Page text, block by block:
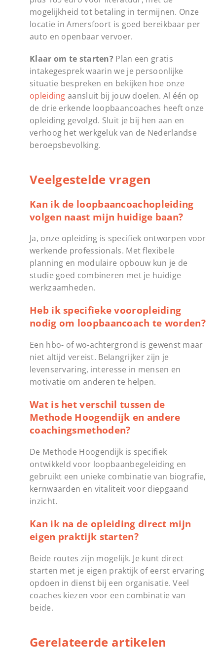
mogelijkheid tot betaling in termijnen. Onze
locatie in Amersfoort is goed bereikbaar per
auto en openbaar vervoer.
Klaar om te starten? Plan een gratis
intakegesprek waarin we je persoonlijke
situatie bespreken en bekijken hoe onze
opleiding aansluit bij jouw doelen. Al één op
de drie erkende loopbaancoaches heeft onze
opleiding gevolgd. Sluit je bij hen aan en
verhoog het werkgeluk van de Nederlandse
beroepsbevolking.
Veelgestelde vragen
Kan ik de loopbaancoachopleiding
volgen naast mijn huidige baan?
Ja, onze opleiding is specifiek ontworpen voor
werkende professionals. Met flexibele
planning en modulaire opbouw kun je de
studie goed combineren met je huidige
werkzaamheden.
Heb ik specifieke vooropleiding
nodig om loopbaancoach te worden?
Een hbo- of wo-achtergrond is gewenst maar
niet altijd vereist. Belangrijker zijn je
levenservaring, interesse in mensen en
motivatie om anderen te helpen.
Wat is het verschil tussen de
Methode Hoogendijk en andere
coachingsmethoden?
De Methode Hoogendijk is specifiek
ontwikkeld voor loopbaanbegeleiding en
gebruikt een unieke combinatie van biografie,
kernwaarden en vitaliteit voor diepgaand
inzicht.
Kan ik na de opleiding direct mijn
eigen praktijk starten?
Beide routes zijn mogelijk. Je kunt direct
starten met je eigen praktijk of eerst ervaring
opdoen in dienst bij een organisatie. Veel
coaches kiezen voor een combinatie van
beide.
Gerelateerde artikelen